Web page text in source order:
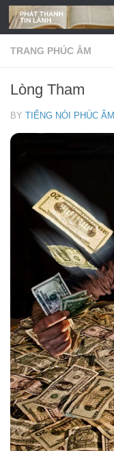
Skip to content
TRANG PHÚC ÂM
Lòng Tham
BY TIẾNG NÓI PHÚC ÂM